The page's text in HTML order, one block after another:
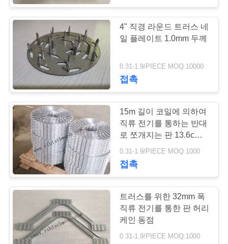
사
맵
PRIVACY
POLICY
벽돌 벽 메시
93
다공 금속 메쉬
90
4" 직경 라운드 트러스 네
일 플레이트 1.0mm 두께
0.31-1.9/PIECE MOQ:10000
접촉
15m 길이 코일에 의하여
직류 전기를 통하는 반대
로 쪼개지는 판 13.6cm
폭 1mm 간격
0.31-1.9/PIECE MOQ:1000
접촉
트러스를 위한 32mm 폭
직류 전기를 통한 판 허리
케인 동점
0.31-1.9/PIECE MOQ:1000